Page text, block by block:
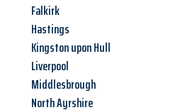
Falkirk
Hastings
Kingston upon Hull
Liverpool
Middlesbrough
North Ayrshire